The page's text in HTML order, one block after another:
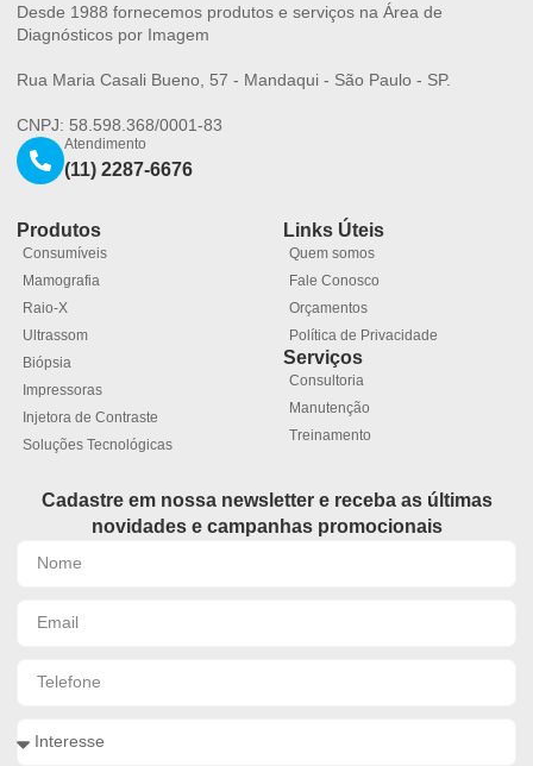
Desde 1988 fornecemos produtos e serviços na Área de
Diagnósticos por Imagem
Rua Maria Casali Bueno, 57 - Mandaqui - São Paulo - SP.
CNPJ: 58.598.368/0001-83
Atendimento
(11) 2287-6676
Produtos
Consumíveis
Mamografia
Raio-X
Ultrassom
Biópsia
Impressoras
Injetora de Contraste
Soluções Tecnológicas
Links Úteis
Quem somos
Fale Conosco
Orçamentos
Política de Privacidade
Serviços
Consultoria
Manutenção
Treinamento
Cadastre em nossa newsletter e receba as últimas
novidades e campanhas promocionais